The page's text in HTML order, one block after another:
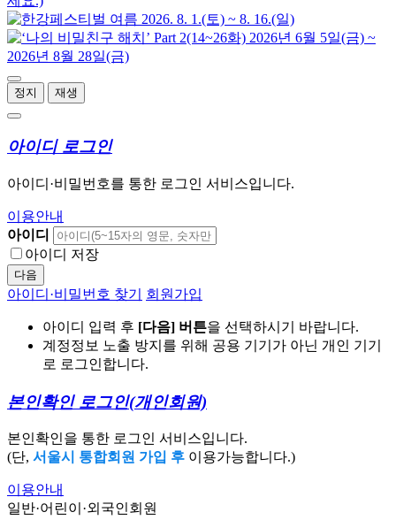
정지 재생
아이디 로그인
아이디·비밀번호를 통한 로그인 서비스입니다.
이용안내
아이디
아이디 저장
다음
아이디·비밀번호 찾기 회원가입
아이디 입력 후 [다음] 버튼을 선택하시기 바랍니다.
계정정보 노출 방지를 위해 공용 기기가 아닌 개인 기기
로 로그인합니다.
본인확인 로그인(개인회원)
본인확인을 통한 로그인 서비스입니다.
(단, 서울시 통합회원 가입 후 이용가능합니다.)
이용안내
일반·어린이·외국인회원